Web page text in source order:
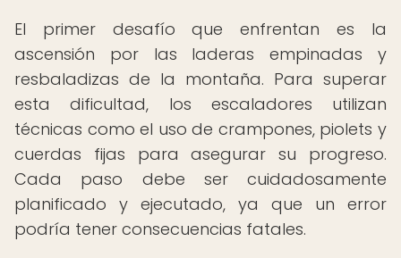
El primer desafío que enfrentan es la
ascensión por las laderas empinadas y
resbaladizas de la montaña. Para superar
esta dificultad, los escaladores utilizan
técnicas como el uso de crampones, piolets y
cuerdas fijas para asegurar su progreso.
Cada paso debe ser cuidadosamente
planificado y ejecutado, ya que un error
podría tener consecuencias fatales.